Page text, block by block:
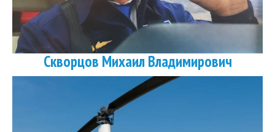
Скворцов Михаил Владимирович